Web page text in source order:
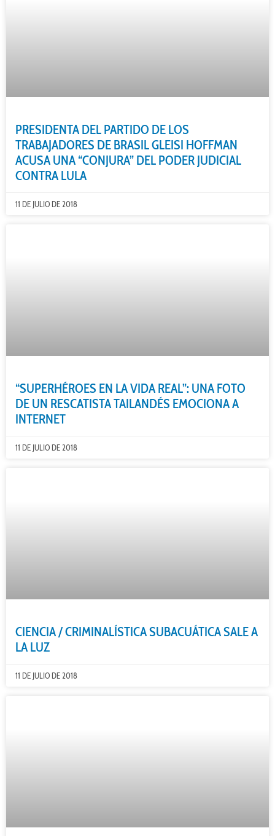
PRESIDENTA DEL PARTIDO DE LOS
TRABAJADORES DE BRASIL GLEISI HOFFMAN
ACUSA UNA “CONJURA” DEL PODER JUDICIAL
CONTRA LULA
11 DE JULIO DE 2018
“SUPERHÉROES EN LA VIDA REAL”: UNA FOTO
DE UN RESCATISTA TAILANDÉS EMOCIONA A
INTERNET
11 DE JULIO DE 2018
CIENCIA / CRIMINALÍSTICA SUBACUÁTICA SALE A
LA LUZ
11 DE JULIO DE 2018